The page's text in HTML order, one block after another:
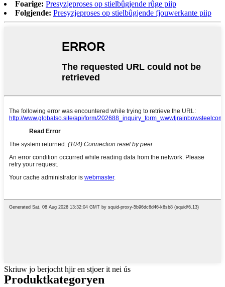
Foarige: Presyzjeproses op stielbûgjende rûge piip
Folgjende: Presyzjeproses op stielbûgjende fjouwerkante piip
Skriuw jo berjocht hjir en stjoer it nei ús
Produktkategoryen